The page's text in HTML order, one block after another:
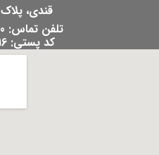
قندی، پلاک 26 واحد 4
تلفن تماس: 47786000-021
کد پستی: 1557974616